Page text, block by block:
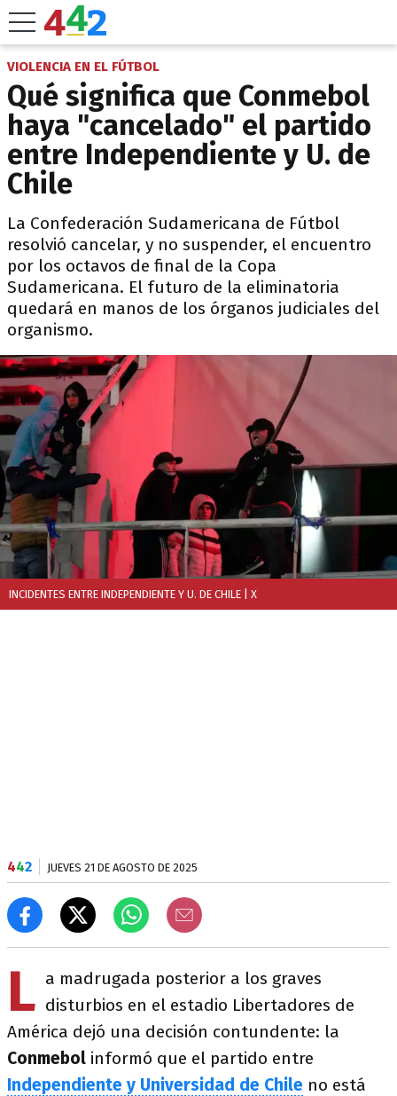
VIOLENCIA EN EL FÚTBOL
Qué significa que Conmebol
haya "cancelado" el partido
entre Independiente y U. de
Chile
La Confederación Sudamericana de Fútbol
resolvió cancelar, y no suspender, el encuentro
por los octavos de final de la Copa
Sudamericana. El futuro de la eliminatoria
quedará en manos de los órganos judiciales del
organismo.
INCIDENTES ENTRE INDEPENDIENTE Y U. DE CHILE | X
442 JUEVES 21 DE AGOSTO DE 2025
L a madrugada posterior a los graves
disturbios en el estadio Libertadores de
América dejó una decisión contundente: la
Conmebol informó que el partido entre
Independiente y Universidad de Chile no está